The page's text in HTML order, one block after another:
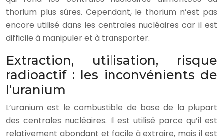
thorium plus sûres. Cependant, le thorium n’est pas
encore utilisé dans les centrales nucléaires car il est
difficile à manipuler et à transporter.
Extraction, utilisation, risque
radioactif : les inconvénients de
l’uranium
L’uranium est le combustible de base de la plupart
des centrales nucléaires. Il est utilisé parce qu’il est
relativement abondant et facile à extraire, mais il est